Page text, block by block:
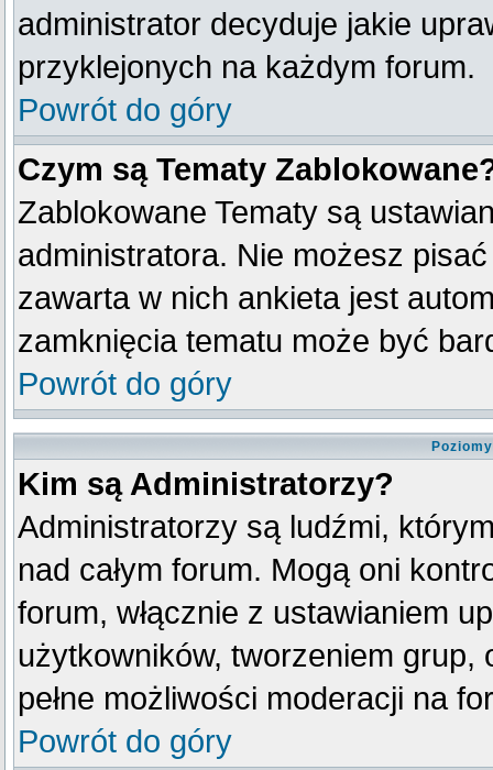
administrator decyduje jakie
przyklejonych na każdym forum.
Powrót do góry
Czym są Tematy
Zablokowane Tematy są
administratora. Nie możesz
zawarta w nich ankieta jest
zamknięcia tematu może być
Powrót do góry
Kim są Administratorzy?
Administratorzy są ludźmi,
nad całym forum. Mogą oni
forum, włącznie z ustawianiem
użytkowników, tworzeniem
pełne możliwości moderacji na
Powrót do góry